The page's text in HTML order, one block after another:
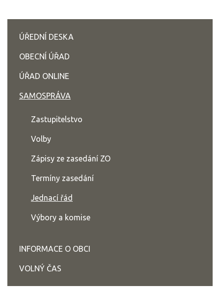
ÚŘEDNÍ DESKA
OBECNÍ ÚŘAD
ÚŘAD ONLINE
SAMOSPRÁVA
Zastupitelstvo
Volby
Zápisy ze zasedání ZO
Termíny zasedání
Jednací řád
Výbory a komise
INFORMACE O OBCI
VOLNÝ ČAS